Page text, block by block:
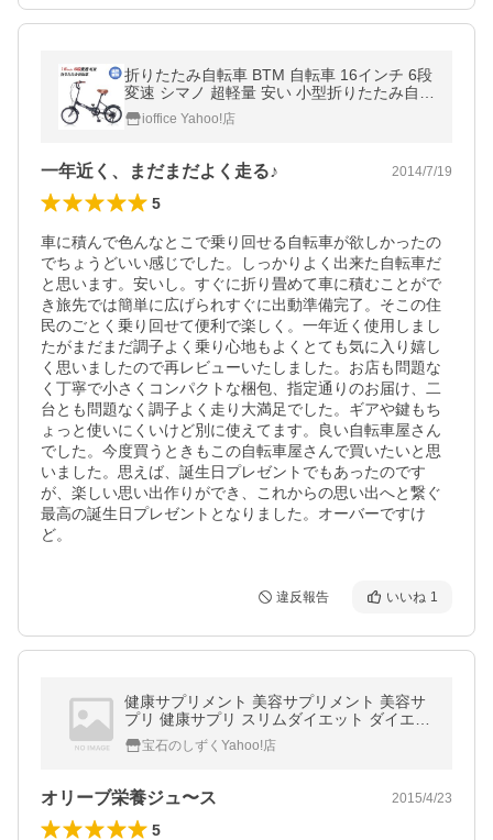
折りたたみ自転車 BTM 自転車 16インチ 6段
変速 シマノ 超軽量 安い 小型折りたたみ自転
車 鍵 ライト付 PL保険付き 送料無料
ioffice Yahoo!店
一年近く、まだまだよく走る♪ 2014/7/19
5
車に積んで色んなとこで乗り回せる自転車が欲しかったの
でちょうどいい感じでした。しっかりよく出来た自転車だ
と思います。安いし。すぐに折り畳めて車に積むことがで
き旅先では簡単に広げられすぐに出動準備完了。そこの住
民のごとく乗り回せて便利で楽しく。一年近く使用しまし
たがまだまだ調子よく乗り心地もよくとても気に入り嬉し
く思いましたので再レビューいたしました。お店も問題な
く丁寧で小さくコンパクトな梱包、指定通りのお届け、二
台とも問題なく調子よく走り大満足でした。ギアや鍵もち
ょっと使いにくいけど別に使えてます。良い自転車屋さん
でした。今度買うときもこの自転車屋さんで買いたいと思
いました。思えば、誕生日プレゼントでもあったのです
が、楽しい思い出作りができ、これからの思い出へと繋ぐ
最高の誕生日プレゼントとなりました。オーバーですけ
ど。
違反報告 いいね 1
健康サプリメント 美容サプリメント 美容サ
プリ 健康サプリ スリムダイエット ダイエッ
トスリム オリーブフレッシュジュース ダイ
エットケア食品 スリムケア食品
宝石のしずくYahoo!店
オリーブ栄養ジュ〜ス 2015/4/23
5